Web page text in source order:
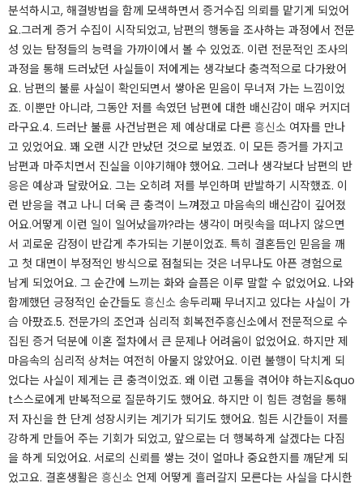
분석하시고, 해결방법을 함께 모색하면서 증거수집 의뢰를 맡기게 되었어
요.​그러게 증거 수집이 시작되었고, 남편의 행동을 조사하는 과정에서 전문
성 있는 탐정들의 능력을 가까이에서 볼 수 있었죠. 이런 전문적인 조사의
과정을 통해 드러났던 사실들이 저에게는 생각보다 충격적으로 다가왔어
요. 남편의 불륜 사실이 확인되면서 쌓아온 믿음이 무너져 가는 느낌이었
죠. 이뿐만 아니라, 그동안 저를 속였던 남편에 대한 배신감이 매우 커지더
라구요.​4. 드러난 불륜 사건남편은 제 예상대로 다른 흥신소 여자를 만나
고 있었어요. 꽤 오랜 시간 만났던 것으로 보였죠. 이 모든 증거를 가지고
남편과 마주치면서 진실을 이야기해야 했어요. 그러나 생각보다 남편의 반
응은 예상과 달랐어요. 그는 오히려 저를 부인하며 반발하기 시작했죠. 이
런 반응을 겪고 나니 더욱 큰 충격이 느껴졌고 마음속의 배신감이 깊어졌
어요.​어떻게 이런 일이 일어났을까?라는 생각이 머릿속을 떠나지 않으면
서 괴로운 감정이 반갑게 추가되는 기분이었죠. 특히 결혼듬인 믿음을 깨
고 첫 대면이 부정적인 방식으로 점철되는 것은 너무나도 아픈 경험으로
남게 되었어요. 그 순간에 느끼는 화와 슬픔은 이루 말할 수 없었어요. 나와
함께했던 긍정적인 순간들도 흥신소 송두리째 무너지고 있다는 사실이 가
슴 아팠죠.​5. 전문가의 조언과 심리적 회복​전주흥신소에서 전문적으로 수
집된 증거 덕분에 이혼 절차에서 큰 문제나 어려움이 없었어요. 하지만 제
마음속의 심리적 상처는 여전히 아물지 않았어요. 이런 불행이 닥치게 되
었다는 사실이 제게는 큰 충격이었죠. 왜 이런 고통을 겪어야 하는지&quo
t스스로에게 반복적으로 질문하기도 했어요. ​하지만 이 힘든 경험을 통해
저 자신을 한 단계 성장시키는 계기가 되기도 했어요. 힘든 시간들이 저를
강하게 만들어 주는 기회가 되었고, 앞으로는 더 행복하게 살겠다는 다짐
을 하게 되었어요. 서로의 신뢰를 쌓는 것이 얼마나 중요한지를 깨닫게 되
었고요. 결혼생활은 흥신소 언제 어떻게 흘러갈지 모른다는 사실을 다시한